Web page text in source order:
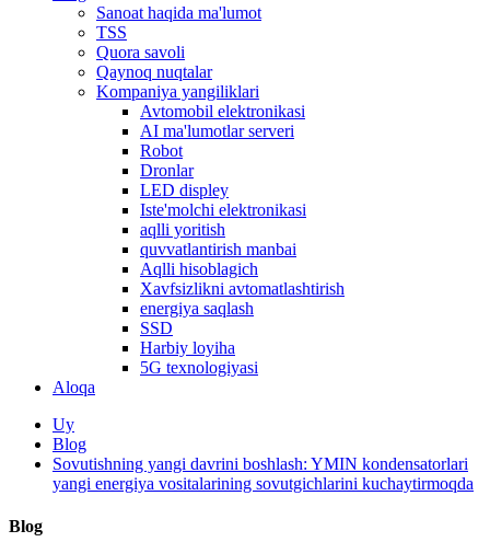
Sanoat haqida ma'lumot
TSS
Quora savoli
Qaynoq nuqtalar
Kompaniya yangiliklari
Avtomobil elektronikasi
AI ma'lumotlar serveri
Robot
Dronlar
LED displey
Iste'molchi elektronikasi
aqlli yoritish
quvvatlantirish manbai
Aqlli hisoblagich
Xavfsizlikni avtomatlashtirish
energiya saqlash
SSD
Harbiy loyiha
5G texnologiyasi
Aloqa
Uy
Blog
Sovutishning yangi davrini boshlash: YMIN kondensatorlari
yangi energiya vositalarining sovutgichlarini kuchaytirmoqda
Blog